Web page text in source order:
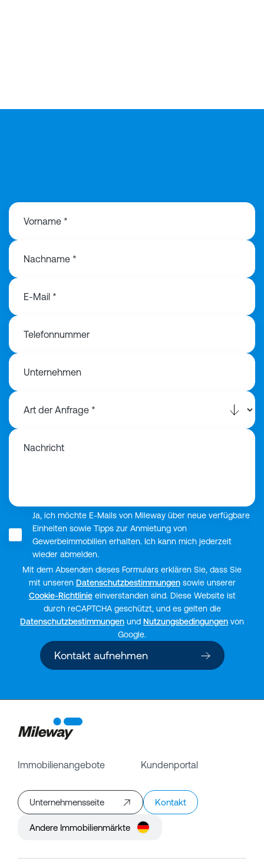
Vorname *
Nachname *
E-Mail *
Telefonnummer
Unternehmen
Nachricht
Ja, ich möchte E-Mails von Mileway über neue verfügbare
Einheiten sowie Tipps zur Anmietung von
Gewerbeimmobilien erhalten. Ich kann mich jederzeit
wieder abmelden.
Mit dem Absenden dieses Formulars erklären Sie, dass Sie
mit unseren Datenschutzbestimmungensowie unserer
Cookie-Richtlinieeinverstanden sind. Diese Website ist
durch reCAPTCHA geschützt, und es gelten die
Datenschutzbestimmungen und Nutzungsbedingungen von
Google.
Kontakt aufnehmen
Immobilienangebote Kundenportal
Unternehmensseite Kontakt
Andere Immobilienmärkte